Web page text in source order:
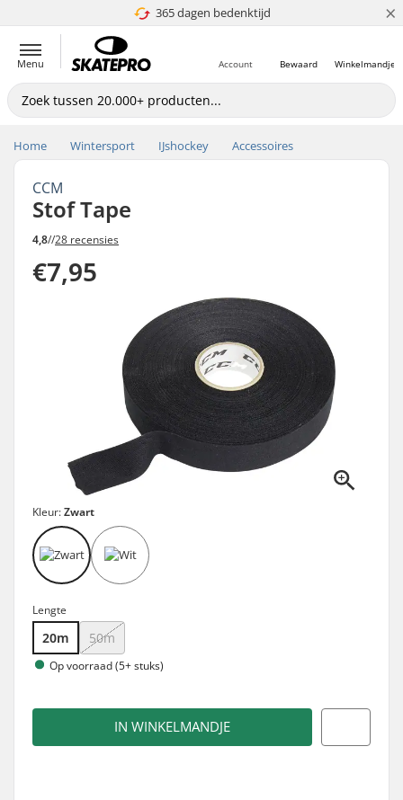
365 dagen bedenktijd
4.8 van 5 ×
Menu Winkelmandje
Bewaard
Account
Home Wintersport IJshockey Accessoires
CCM
Stof Tape
4,8//28 recensies
€7,95
Kleur:Zwart
Lengte
20m 50m
Op voorraad (5+ stuks)
IN WINKELMANDJE